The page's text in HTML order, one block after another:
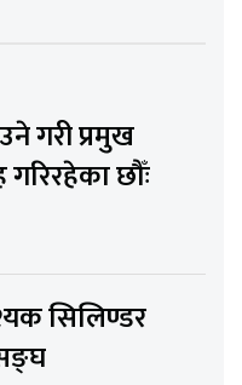
गरी प्रमुख
गरिरहेका छौँः
सिलिण्डर